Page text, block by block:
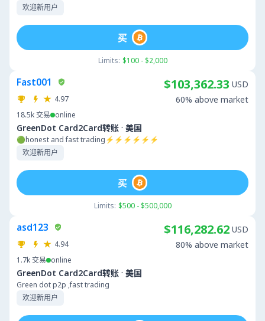
欢迎新用户
Limits: $100 - $2,000
买
Fast001
4.97
18.5k交易 online
GreenDot Card2Card转账 · 美国
🟢honest and fast trading⚡⚡⚡⚡⚡⚡
欢迎新用户
$103,362.33 USD
60% above market
Limits: $500 - $500,000
买
asd123
4.94
1.7k交易 online
GreenDot Card2Card转账 · 美国
Green dot p2p ,fast trading
欢迎新用户
$116,282.62 USD
80% above market